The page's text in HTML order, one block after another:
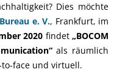
Dies möchte
e. V., Frankfurt, im
2020 findet„BOCOM
als räumlich
face und virtuell.